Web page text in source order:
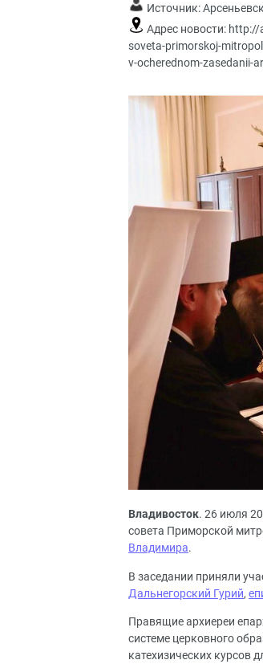
Источник:
Адрес новости: http://
soveta-primorskoj-
v-ocherednom-zasedanii-
Владивосток. 26 июля
совета Приморской
Владимира.
В заседании приняли
Дальнегорский Гурий,
Правящие архиереи
системе церковного
катехизических курсов